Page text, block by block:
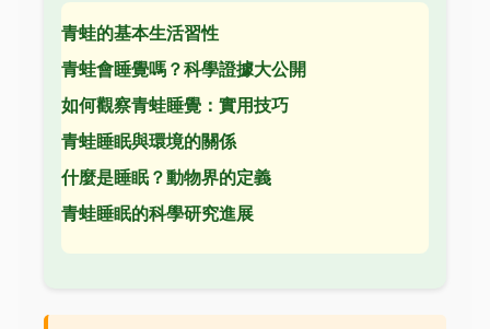
青蛙的基本生活習性
青蛙會睡覺嗎？科學證據大公開
如何觀察青蛙睡覺：實用技巧
青蛙睡眠與環境的關係
什麼是睡眠？動物界的定義
青蛙睡眠的科學研究進展